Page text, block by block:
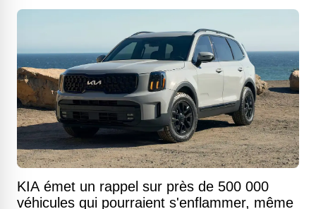
KIA émet un rappel sur près de 500 000
véhicules qui pourraient s'enflammer, même